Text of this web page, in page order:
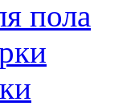
пола